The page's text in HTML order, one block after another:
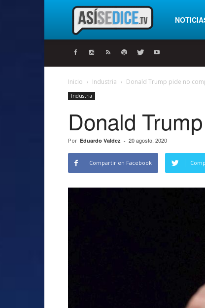
Así
Inicio Industria Donald Trump pide no
Industria
Donald
Por Eduardo Valdez - 20 agosto, 2020
Compartir en Facebook